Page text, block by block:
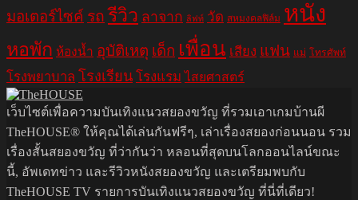
มอเตอร์ไซค์ รถ รีวิว ลาจาก ลิฟท์ วัด สหมงคลฟิล์ม หนัง
หอพัก ห้องน้ำ อุบัติเหตุ เด็ก เพื่อน เสียง แฟน แม่ โทรศัพท์
โรงพยาบาล โรงเรียน โรงแรม ไสยศาสตร์
เว็บไซต์เพื่อความบันเทิงแนวสยองขวัญ ที่รวมเอาเกมบ้านผี
TheHOUSE® ให้คุณได้เล่นกันฟรีๆ, เล่าเรื่องสยองก่อนนอน รวม
เรื่องสั้นสยองขวัญ ที่ว่ากันว่า หลอนที่สุดบนโลกออนไลน์ขณะ
นี้, อัพเดทข่าว และรีวิวหนังสยองขวัญ และเตรียมพบกับ
TheHOUSE TV รายการบันเทิงแนวสยองขวัญ ที่นี่ที่เดียว!